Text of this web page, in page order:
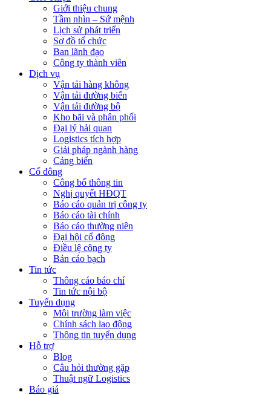
Giới thiệu chung
Tầm nhìn – Sứ mệnh
Lịch sử phát triển
Sơ đồ tổ chức
Ban lãnh đạo
Công ty thành viên
Dịch vụ
Vận tải hàng không
Vận tải đường biển
Vận tải đường bộ
Kho bãi và phân phối
Đại lý hải quan
Logistics tích hợp
Giải pháp ngành hàng
Cảng biển
Cổ đông
Công bố thông tin
Nghị quyết HĐQT
Báo cáo quản trị công ty
Báo cáo tài chính
Báo cáo thường niên
Đại hội cổ đông
Điều lệ công ty
Bản cáo bạch
Tin tức
Thông cáo báo chí
Tin tức nội bộ
Tuyển dụng
Môi trường làm việc
Chính sách lao động
Thông tin tuyển dụng
Hỗ trợ
Blog
Câu hỏi thường gặp
Thuật ngữ Logistics
Báo giá